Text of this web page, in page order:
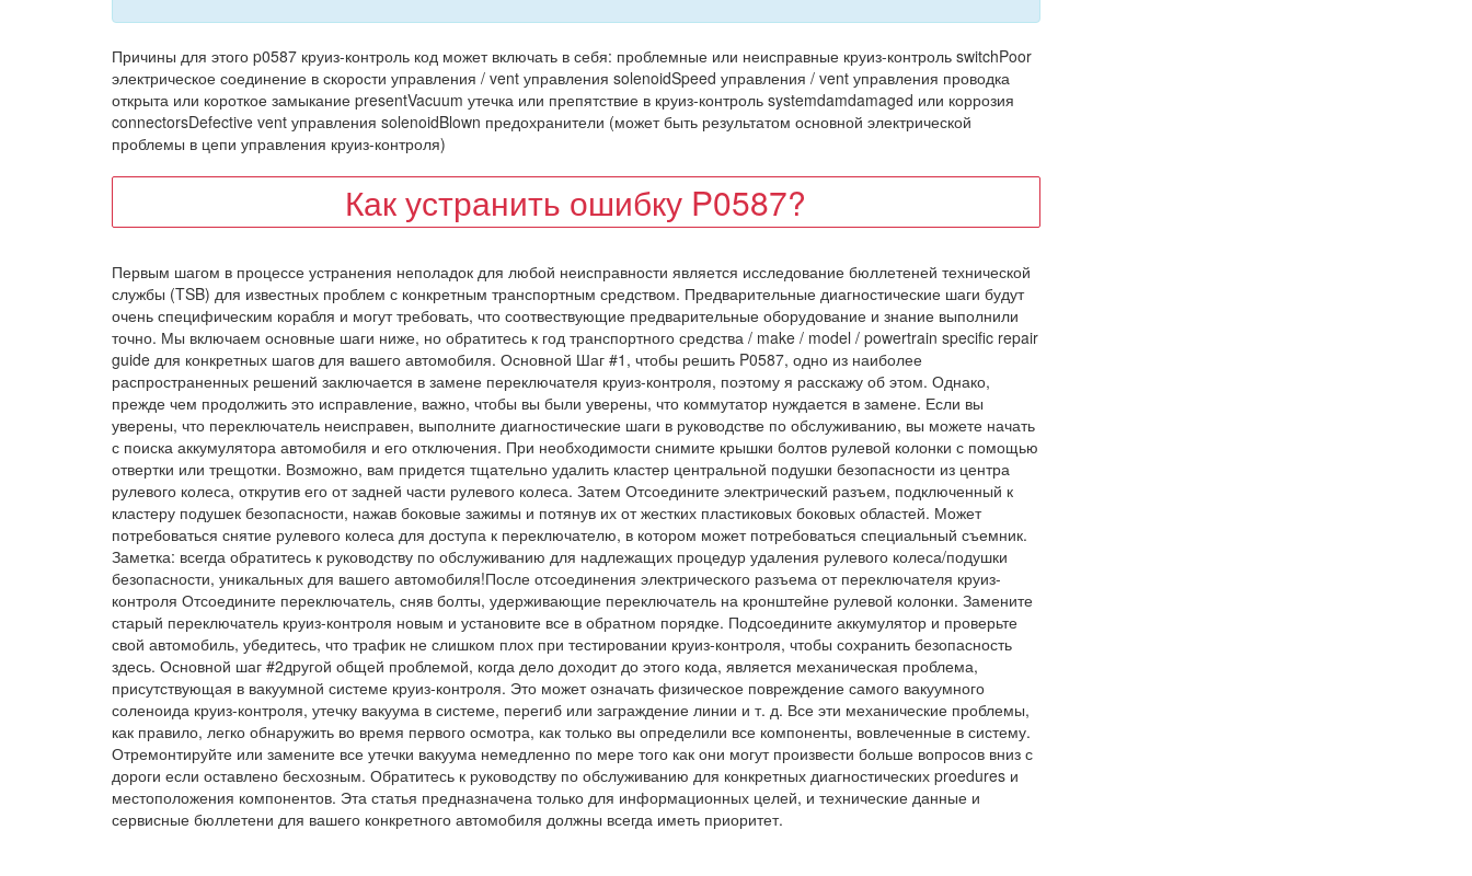
Причины для этого p0587 круиз-контроль код может включать в себя: проблемные или неисправные круиз-контроль switchPoor
электрическое соединение в скорости управления / vent управления solenoidSpeed управления / vent управления проводка
открыта или короткое замыкание presentVacuum утечка или препятствие в круиз-контроль systemdamdamaged или коррозия
connectorsDefective vent управления solenoidBlown предохранители (может быть результатом основной электрической
проблемы в цепи управления круиз-контроля)
Как устранить ошибку P0587?
Первым шагом в процессе устранения неполадок для любой неисправности является исследование бюллетеней технической
службы (TSB) для известных проблем с конкретным транспортным средством. Предварительные диагностические шаги будут
очень специфическим корабля и могут требовать, что соотвествующие предварительные оборудование и знание выполнили
точно. Мы включаем основные шаги ниже, но обратитесь к год транспортного средства / make / model / powertrain specific repair
guide для конкретных шагов для вашего автомобиля. Основной Шаг #1, чтобы решить P0587, одно из наиболее
распространенных решений заключается в замене переключателя круиз-контроля, поэтому я расскажу об этом. Однако,
прежде чем продолжить это исправление, важно, чтобы вы были уверены, что коммутатор нуждается в замене. Если вы
уверены, что переключатель неисправен, выполните диагностические шаги в руководстве по обслуживанию, вы можете начать
с поиска аккумулятора автомобиля и его отключения. При необходимости снимите крышки болтов рулевой колонки с помощью
отвертки или трещотки. Возможно, вам придется тщательно удалить кластер центральной подушки безопасности из центра
рулевого колеса, открутив его от задней части рулевого колеса. Затем Отсоедините электрический разъем, подключенный к
кластеру подушек безопасности, нажав боковые зажимы и потянув их от жестких пластиковых боковых областей. Может
потребоваться снятие рулевого колеса для доступа к переключателю, в котором может потребоваться специальный съемник.
Заметка: всегда обратитесь к руководству по обслуживанию для надлежащих процедур удаления рулевого колеса/подушки
безопасности, уникальных для вашего автомобиля!После отсоединения электрического разъема от переключателя круиз-
контроля Отсоедините переключатель, сняв болты, удерживающие переключатель на кронштейне рулевой колонки. Замените
старый переключатель круиз-контроля новым и установите все в обратном порядке. Подсоедините аккумулятор и проверьте
свой автомобиль, убедитесь, что трафик не слишком плох при тестировании круиз-контроля, чтобы сохранить безопасность
здесь. Основной шаг #2другой общей проблемой, когда дело доходит до этого кода, является механическая проблема,
присутствующая в вакуумной системе круиз-контроля. Это может означать физическое повреждение самого вакуумного
соленоида круиз-контроля, утечку вакуума в системе, перегиб или заграждение линии и т. д. Все эти механические проблемы,
как правило, легко обнаружить во время первого осмотра, как только вы определили все компоненты, вовлеченные в систему.
Отремонтируйте или замените все утечки вакуума немедленно по мере того как они могут произвести больше вопросов вниз с
дороги если оставлено бесхозным. Обратитесь к руководству по обслуживанию для конкретных диагностических proedures и
местоположения компонентов. Эта статья предназначена только для информационных целей, и технические данные и
сервисные бюллетени для вашего конкретного автомобиля должны всегда иметь приоритет.